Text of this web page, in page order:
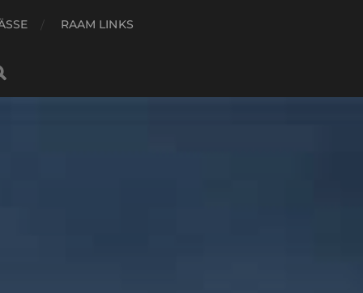
RAAM LINKS